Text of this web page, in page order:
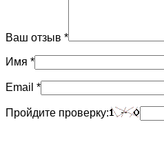
Ваш отзыв *
Имя *
Email *
Пройдите проверку: